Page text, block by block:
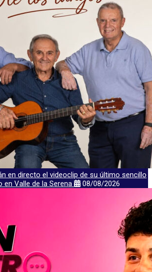
en directo el videoclip de su último sencillo
Valle de la Serena
08/08/2026